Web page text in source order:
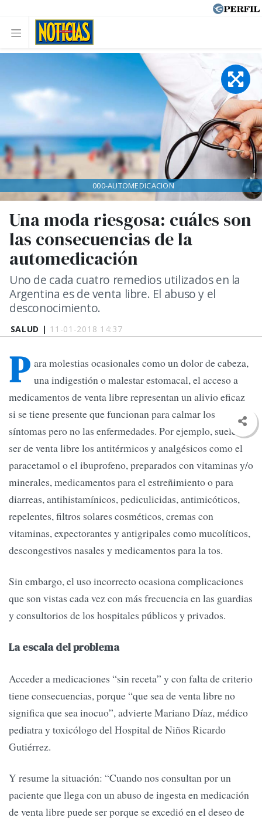
SALUD | 11-01-2018 14:37
Una moda riesgosa: cuáles son
las consecuencias de la
automedicación
Uno de cada cuatro remedios utilizados en la
Argentina es de venta libre. El abuso y el
desconocimiento.
000-AUTOMEDICACION
P ara molestias ocasionales como un dolor de cabeza,
una indigestión o malestar estomacal, el acceso a
medicamentos de venta libre representan un alivio eficaz
si se tiene presente que funcionan para calmar los
síntomas pero no las enfermedades. Por ejemplo, suelen
ser de venta libre los antitérmicos y analgésicos como el
paracetamol o el ibuprofeno, preparados con vitaminas y/o
minerales, medicamentos para el estreñimiento o para
diarreas, antihistamínicos, pediculicidas, antimicóticos,
repelentes, filtros solares cosméticos, cremas con
vitaminas, expectorantes y antigripales como mucolíticos,
descongestivos nasales y medicamentos para la tos.
Sin embargo, el uso incorrecto ocasiona complicaciones
que son vistas cada vez con más frecuencia en las guardias
y consultorios de los hospitales públicos y privados.
La escala del problema
Acceder a medicaciones “sin receta” y con falta de criterio
tiene consecuencias, porque “que sea de venta libre no
significa que sea inocuo”, advierte Mariano Díaz, médico
pediatra y toxicólogo del Hospital de Niños Ricardo
Gutiérrez.
Y resume la situación: “Cuando nos consultan por un
paciente que llega con un abuso de ingesta en medicación
de venta libre puede ser porque se excedió en el deseo de